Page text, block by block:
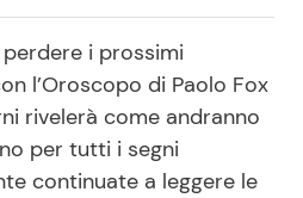
i prossimi
l’Oroscopo di Paolo Fox
rivelerà come andranno
per tutti i segni
continuate a leggere le